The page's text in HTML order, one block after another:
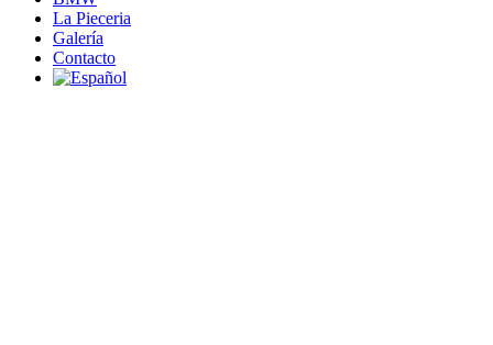
La Pieceria
Galería
Contacto